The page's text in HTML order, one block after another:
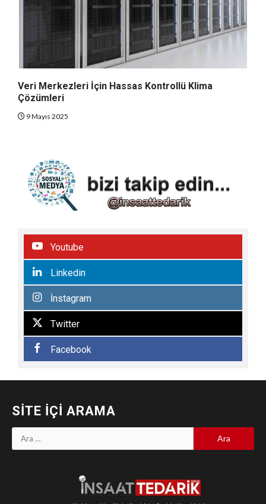
Veri Merkezleri İçin Hassas Kontrollü Klima
Çözümleri
9 Mayıs 2025
Youtube
Linkedin
İnstagram
Twitter
Facebook
SITE İÇI ARAMA
Arama: